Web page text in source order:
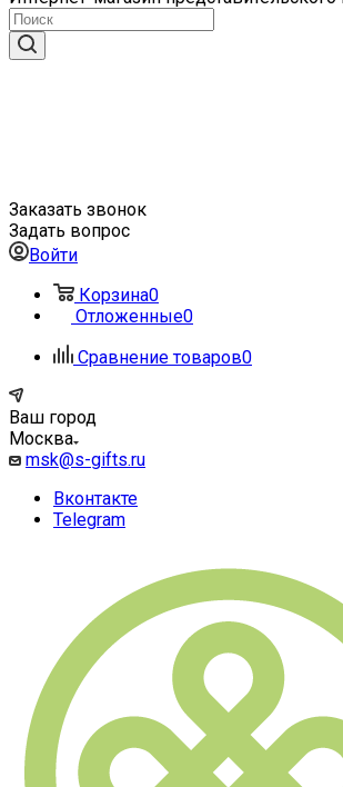
Заказать звонок
Задать вопрос
Войти
Корзина0
Отложенные0
Сравнение товаров0
Ваш город
Москва
msk@s-gifts.ru
Вконтакте
Telegram